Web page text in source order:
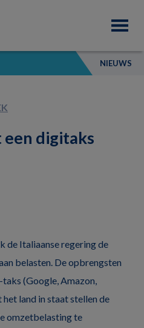
NIEUWS
een digitaks
de Italiaanse regering de
belasten. De opbrengsten
(Google, Amazon,
land in staat stellen de
omzetbelasting te